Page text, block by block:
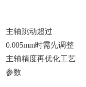
主轴跳动超过
0.005mm时需先调整
主轴精度再优化工艺
参数